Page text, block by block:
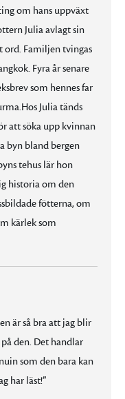
om hans uppväxt
Julia avlagt sin
ord. Familjen tvingas
Fyra år senare
som hennes far
Julia tänds
att söka upp kvinnan
byn bland bergen
tehus lär hon
historia om den
fötterna, om
kärlek som
är så bra att jag blir
den. Det handlar
som den bara kan
har läst!”